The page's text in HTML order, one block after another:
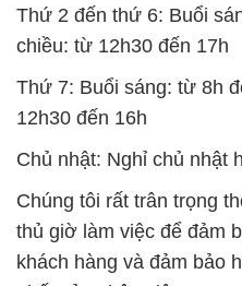
Thứ 2 đến thứ 6: Buổi
chiều: từ 12h30 đến 17h
Thứ 7: Buổi sáng: từ 8h
12h30 đến 16h
Chủ nhật: Nghỉ chủ nhật
Chúng tôi rất trân trọng
thủ giờ làm việc để đảm
khách hàng và đảm bảo